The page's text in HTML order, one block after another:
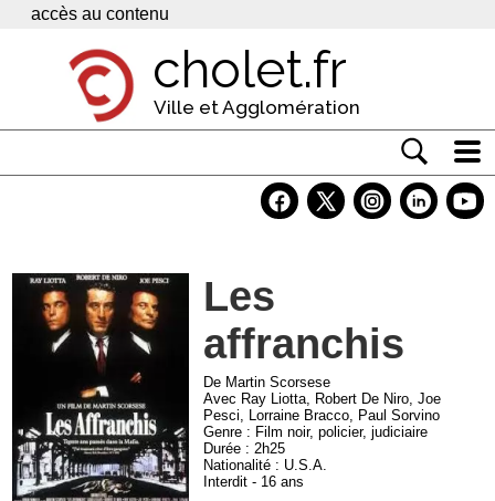
Panneau de gestion des cookies
accès au contenu
cholet.fr
Ville et Agglomération
Economie
Services
Les
affranchis
De Martin Scorsese
Avec Ray Liotta, Robert De Niro, Joe
Pesci, Lorraine Bracco, Paul Sorvino
Genre : Film noir, policier, judiciaire
Durée : 2h25
Nationalité : U.S.A.
Interdit - 16 ans